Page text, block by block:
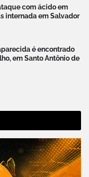
com ácido em
internada em Salvador
é encontrado
em Santo Antônio de